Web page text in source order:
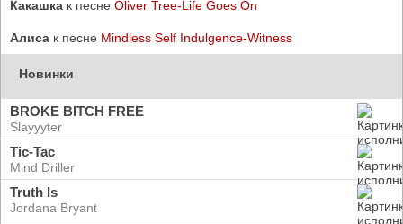
Какашка к песне Oliver Tree-Life Goes On
Алиса к песне Mindless Self Indulgence-Witness
Новинки
BROKE BITCH FREE
Slayyyter
Tic-Tac
Mind Driller
Truth Is
Jordana Bryant